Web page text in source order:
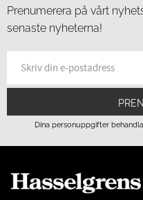
Prenumerera på vårt
senaste nyheterna!
Dina personuppgifter